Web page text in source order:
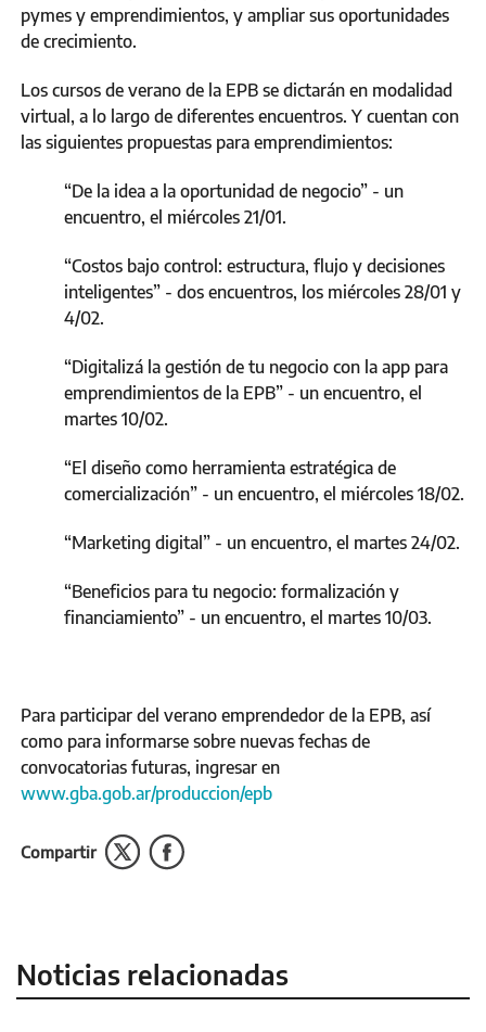
pymes y emprendimientos, y ampliar sus oportunidades
de crecimiento.
Los cursos de verano de la EPB se dictarán en modalidad
virtual, a lo largo de diferentes encuentros. Y cuentan con
las siguientes propuestas para emprendimientos:
“De la idea a la oportunidad de negocio” - un
encuentro, el miércoles 21/01.
“Costos bajo control: estructura, flujo y decisiones
inteligentes” - dos encuentros, los miércoles 28/01 y
4/02.
“Digitalizá la gestión de tu negocio con la app para
emprendimientos de la EPB” - un encuentro, el
martes 10/02.
“El diseño como herramienta estratégica de
comercialización” - un encuentro, el miércoles 18/02.
“Marketing digital” - un encuentro, el martes 24/02.
“Beneficios para tu negocio: formalización y
financiamiento” - un encuentro, el martes 10/03.
Para participar del verano emprendedor de la EPB, así
como para informarse sobre nuevas fechas de
convocatorias futuras, ingresar en
www.gba.gob.ar/produccion/epb
Compartir
Noticias relacionadas